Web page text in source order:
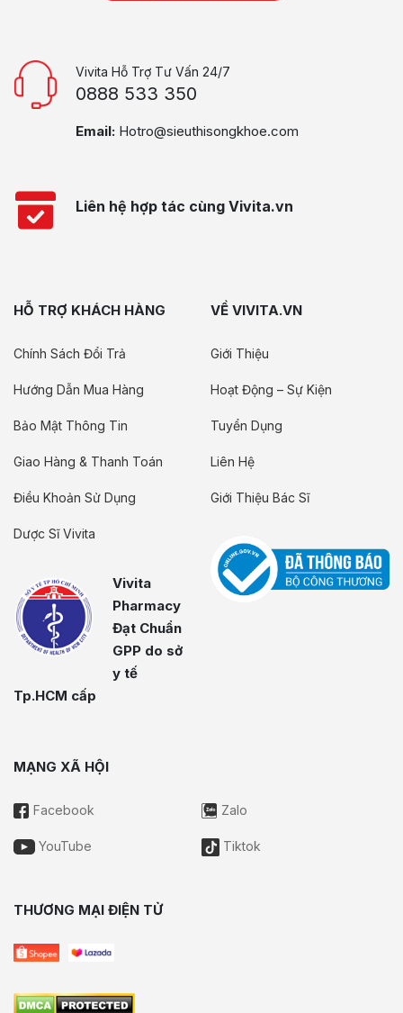
Vivita Hỗ Trợ Tư Vấn 24/7
0888 533 350
Email: Hotro@sieuthisongkhoe.com
Liên hệ hợp tác cùng Vivita.vn
HỖ TRỢ KHÁCH HÀNG
Chính Sách Đổi Trả
Hướng Dẫn Mua Hàng
Bảo Mật Thông Tin
Giao Hàng & Thanh Toán
Điều Khoản Sử Dụng
Dược Sĩ Vivita
Vivita
Pharmacy
Đạt Chuẩn
GPP do sở
y tế
Tp.HCM cấp
VỀ VIVITA.VN
Giới Thiệu
Hoạt Động – Sự Kiện
Tuyển Dụng
Liên Hệ
Giới Thiệu Bác Sĩ
MẠNG XÃ HỘI
Facebook Zalo
YouTube Tiktok
THƯƠNG MẠI ĐIỆN TỬ